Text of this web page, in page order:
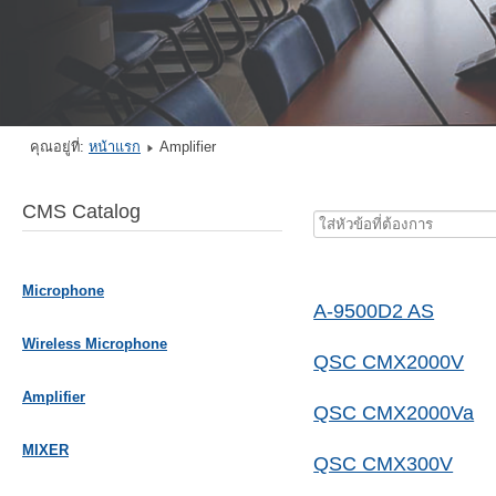
คุณอยู่ที่: หน้าแรก Amplifier
CMS Catalog
Microphone
Wireless Microphone
Amplifier
MIXER
ใส่
ต้องการ
A-9500D2 AS
QSC CMX2000V
QSC CMX2000Va
QSC CMX300V